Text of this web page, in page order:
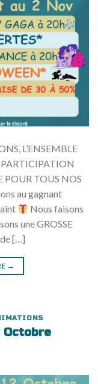
L’ENSEMBLE
PARTICIPATION
POUR TOUS NOS
au gagnant
Nous faisons
une GROSSE
[…]
→
Octobre